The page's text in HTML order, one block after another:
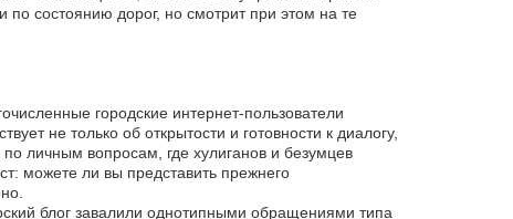
по состоянию дорог, но смотрит при этом на те
городские интернет-пользователи
не только об открытости и готовности к диалогу,
личным вопросам, где хулиганов и безумцев
можете ли вы представить прежнего
блог завалили однотипными обращениями типа